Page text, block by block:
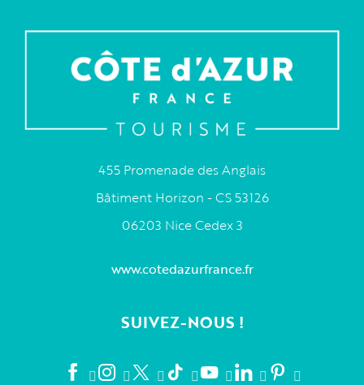
455 Promenade des Anglais
Bâtiment Horizon - CS 53126
06203 Nice Cedex 3
www.cotedazurfrance.fr
SUIVEZ-NOUS !